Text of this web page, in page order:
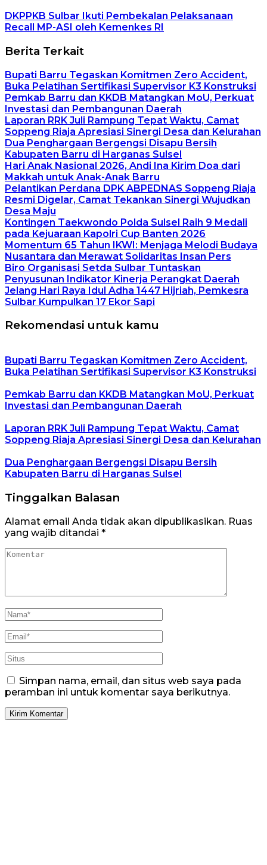
DKPPKB Sulbar Ikuti Pembekalan Pelaksanaan
Recall MP-ASI oleh Kemenkes RI
Berita Terkait
Bupati Barru Tegaskan Komitmen Zero Accident,
Buka Pelatihan Sertifikasi Supervisor K3 Konstruksi
Pemkab Barru dan KKDB Matangkan MoU, Perkuat
Investasi dan Pembangunan Daerah
Laporan RRK Juli Rampung Tepat Waktu, Camat
Soppeng Riaja Apresiasi Sinergi Desa dan Kelurahan
Dua Penghargaan Bergengsi Disapu Bersih
Kabupaten Barru di Harganas Sulsel
Hari Anak Nasional 2026, Andi Ina Kirim Doa dari
Makkah untuk Anak-Anak Barru
Pelantikan Perdana DPK ABPEDNAS Soppeng Riaja
Resmi Digelar, Camat Tekankan Sinergi Wujudkan
Desa Maju
Kontingen Taekwondo Polda Sulsel Raih 9 Medali
pada Kejuaraan Kapolri Cup Banten 2026
Momentum 65 Tahun IKWI: Menjaga Melodi Budaya
Nusantara dan Merawat Solidaritas Insan Pers
Biro Organisasi Setda Sulbar Tuntaskan
Penyusunan Indikator Kinerja Perangkat Daerah
Jelang Hari Raya Idul Adha 1447 Hijriah, Pemkesra
Sulbar Kumpulkan 17 Ekor Sapi
Rekomendasi untuk kamu
Bupati Barru Tegaskan Komitmen Zero Accident,
Buka Pelatihan Sertifikasi Supervisor K3 Konstruksi
Pemkab Barru dan KKDB Matangkan MoU, Perkuat
Investasi dan Pembangunan Daerah
Laporan RRK Juli Rampung Tepat Waktu, Camat
Soppeng Riaja Apresiasi Sinergi Desa dan Kelurahan
Dua Penghargaan Bergengsi Disapu Bersih
Kabupaten Barru di Harganas Sulsel
Tinggalkan Balasan
Alamat email Anda tidak akan dipublikasikan. Ruas
yang wajib ditandai *
Simpan nama, email, dan situs web saya pada
peramban ini untuk komentar saya berikutnya.